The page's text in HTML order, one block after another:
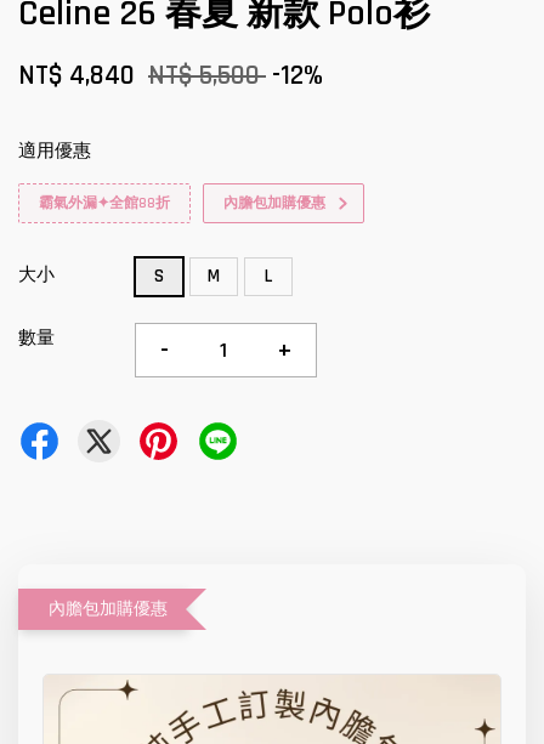
Celine 26 春夏 新款 Polo衫
NT$ 4,840 NT$ 5,500 -12%
適用優惠
霸氣外漏✦全館88折 內膽包加購優惠
大小 S M L
數量 - +
內膽包加購優惠